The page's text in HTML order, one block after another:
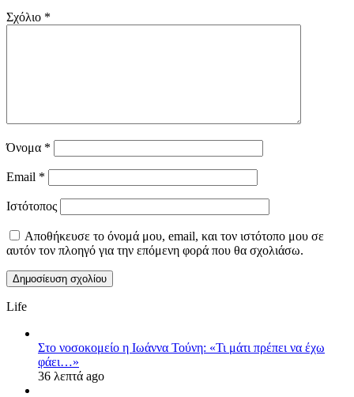
Σχόλιο *
Όνομα *
Email *
Ιστότοπος
Αποθήκευσε το όνομά μου, email, και τον ιστότοπο μου σε
αυτόν τον πλοηγό για την επόμενη φορά που θα σχολιάσω.
Life
Στο νοσοκομείο η Ιωάννα Τούνη: «Τι μάτι πρέπει να έχω
φάει…»
36 λεπτά ago